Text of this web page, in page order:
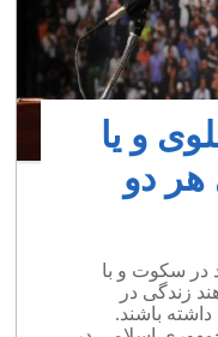
و یا
هر دو
در سکوت و با
زندگی در
باشند.